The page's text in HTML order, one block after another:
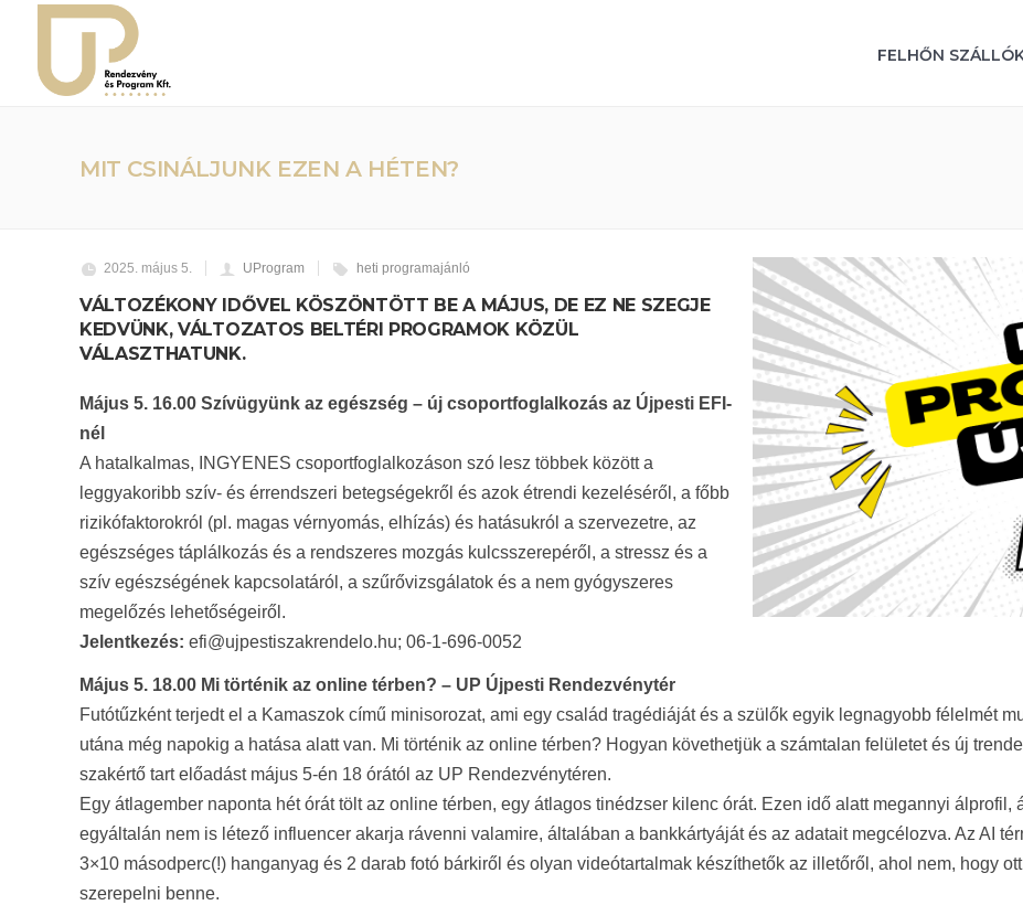
FELHŐN
MIT CSINÁLJUNK EZEN A HÉTEN?
2025. május 5. UProgram heti programajánló
VÁLTOZÉKONY IDŐVEL KÖSZÖNTÖTT BE A MÁJUS, DE EZ NE SZEGJE
KEDVÜNK, VÁLTOZATOS BELTÉRI PROGRAMOK KÖZÜL
VÁLASZTHATUNK.
Május 5. 16.00 Szívügyünk az egészség – új csoportfoglalkozás az Újpesti EFI-
nél
A hatalkalmas, INGYENES csoportfoglalkozáson szó lesz többek között a
leggyakoribb szív- és érrendszeri betegségekről és azok étrendi kezeléséről, a főbb
rizikófaktorokról (pl. magas vérnyomás, elhízás) és hatásukról a szervezetre, az
egészséges táplálkozás és a rendszeres mozgás kulcsszerepéről, a stressz és a
szív egészségének kapcsolatáról, a szűrővizsgálatok és a nem gyógyszeres
megelőzés lehetőségeiről.
Jelentkezés: efi@ujpestiszakrendelo.hu; 06-1-696-0052
Május 5. 18.00 Mi történik az online térben? – UP Újpesti Rendezvénytér
Futótűzként terjedt el a Kamaszok című minisorozat, ami egy család tragédiáját és a szülők egyik legnagyobb félelmét
utána még napokig a hatása alatt van. Mi történik az online térben? Hogyan követhetjük a számtalan felületet és új
szakértő tart előadást május 5-én 18 órától az UP Rendezvénytéren.
Egy átlagember naponta hét órát tölt az online térben, egy átlagos tinédzser kilenc órát. Ezen idő alatt megannyi
egyáltalán nem is létező influencer akarja rávenni valamire, általában a bankkártyáját és az adatait megcélozva. Az AI
3×10 másodperc(!) hanganyag és 2 darab fotó bárkiről és olyan videótartalmak készíthetők az illetőről, ahol nem, hogy
szerepelni benne.